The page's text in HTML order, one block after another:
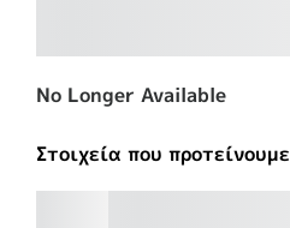
No Longer Available
Στοιχεία που προτείνουμε